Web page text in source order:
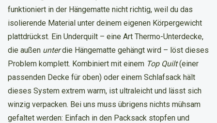
funktioniert in der Hängematte nicht richtig, weil du das
isolierende Material unter deinem eigenen Körpergewicht
plattdrückst. Ein Underquilt – eine Art Thermo-Unterdecke,
die außen unterdie Hängematte gehängt wird – löst dieses
Problem komplett. Kombiniert mit einem Top Quilt(einer
passenden Decke für oben) oder einem Schlafsack hält
dieses System extrem warm, ist ultraleicht und lässt sich
winzig verpacken. Bei uns muss übrigens nichts mühsam
gefaltet werden: Einfach in den Packsack stopfen und